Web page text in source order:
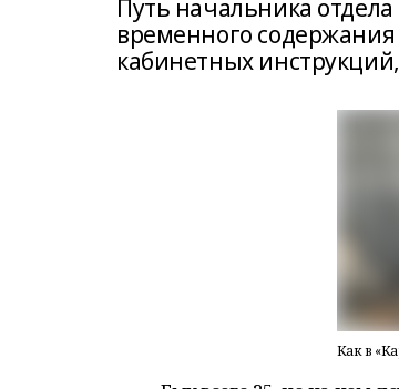
Путь начальника
временного
кабинетных
Как в